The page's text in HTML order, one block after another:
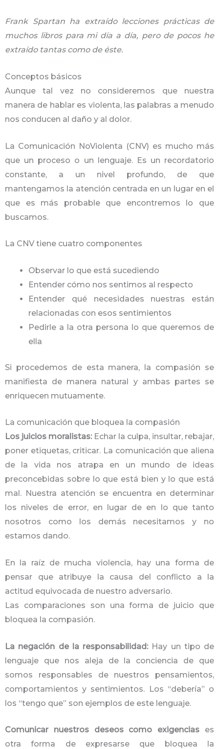
Frank Spartan ha extraído lecciones prácticas de
muchos libros para mi día a día, pero de pocos he
extraído tantas como de éste.
Conceptos básicos
Aunque tal vez no consideremos que nuestra
manera de hablar es violenta, las palabras a menudo
nos conducen al daño y al dolor.
La Comunicación NoViolenta (CNV) es mucho más
que un proceso o un lenguaje. Es un recordatorio
constante, a un nivel profundo, de que
mantengamos la atención centrada en un lugar en el
que es más probable que encontremos lo que
buscamos.
La CNV tiene cuatro componentes
Observar lo que está sucediendo
Entender cómo nos sentimos al respecto
Entender qué necesidades nuestras están
relacionadas con esos sentimientos
Pedirle a la otra persona lo que queremos de
ella
Si procedemos de esta manera, la compasión se
manifiesta de manera natural y ambas partes se
enriquecen mutuamente.
La comunicación que bloquea la compasión
Los juicios moralistas: Echar la culpa, insultar, rebajar,
poner etiquetas, criticar. La comunicación que aliena
de la vida nos atrapa en un mundo de ideas
preconcebidas sobre lo que está bien y lo que está
mal. Nuestra atención se encuentra en determinar
los niveles de error, en lugar de en lo que tanto
nosotros como los demás necesitamos y no
estamos dando.
En la raíz de mucha violencia, hay una forma de
pensar que atribuye la causa del conflicto a la
actitud equivocada de nuestro adversario.
Las comparaciones son una forma de juicio que
bloquea la compasión.
La negación de la responsabilidad: Hay un tipo de
lenguaje que nos aleja de la conciencia de que
somos responsables de nuestros pensamientos,
comportamientos y sentimientos. Los “debería” o
los “tengo que” son ejemplos de este lenguaje.
Comunicar nuestros deseos como exigencias es
otra forma de expresarse que bloquea la